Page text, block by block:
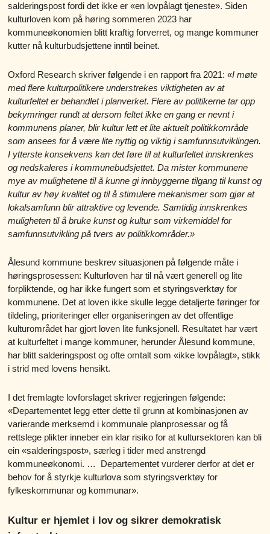
salderingspost fordi det ikke er «en lovpålagt tjeneste». Siden
kulturloven kom på høring sommeren 2023 har
kommuneøkonomien blitt kraftig forverret, og mange kommuner
kutter nå kulturbudsjettene inntil beinet.
Oxford Research skriver følgende i en rapport fra 2021: «I møte
med flere kulturpolitikere understrekes viktigheten av at
kulturfeltet er behandlet i planverket. Flere av politikerne tar opp
bekymringer rundt at dersom feltet ikke en gang er nevnt i
kommunens planer, blir kultur lett et lite aktuelt politikkområde
som ansees for å være lite nyttig og viktig i samfunnsutviklingen.
I ytterste konsekvens kan det føre til at kulturfeltet innskrenkes
og nedskaleres i kommunebudsjettet. Da mister kommunene
mye av mulighetene til å kunne gi innbyggerne tilgang til kunst og
kultur av høy kvalitet og til å stimulere mekanismer som gjør at
lokalsamfunn blir attraktive og levende. Samtidig innskrenkes
muligheten til å bruke kunst og kultur som virkemiddel for
samfunnsutvikling på tvers av politikkområder.»
Ålesund kommune beskrev situasjonen på følgende måte i
høringsprosessen: Kulturloven har til nå vært generell og lite
forpliktende, og har ikke fungert som et styringsverktøy for
kommunene. Det at loven ikke skulle legge detaljerte føringer for
tildeling, prioriteringer eller organiseringen av det offentlige
kulturområdet har gjort loven lite funksjonell. Resultatet har vært
at kulturfeltet i mange kommuner, herunder Ålesund kommune,
har blitt salderingspost og ofte omtalt som «ikke lovpålagt», stikk
i strid med lovens hensikt.
I det fremlagte lovforslaget skriver regjeringen følgende:
«Departementet legg etter dette til grunn at kombinasjonen av
varierande merksemd i kommunale planprosessar og få
rettslege plikter inneber ein klar risiko for at kultursektoren kan bli
ein «salderingspost», særleg i tider med anstrengd
kommuneøkonomi. … Departementet vurderer derfor at det er
behov for å styrkje kulturlova som styringsverktøy for
fylkeskommunar og kommunar».
Kultur er hjemlet i lov og sikrer demokratisk